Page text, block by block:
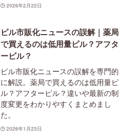
2026年2月22日
ピル市販化ニュースの誤解｜薬局
で買えるのは低用量ピル？アフタ
ーピル？
ピル市販化ニュースの誤解を専門的
に解説。薬局で買えるのは低用量ピ
ル？アフターピル？違いや最新の制
度変更をわかりやすくまとめまし
た。
2026年1月23日